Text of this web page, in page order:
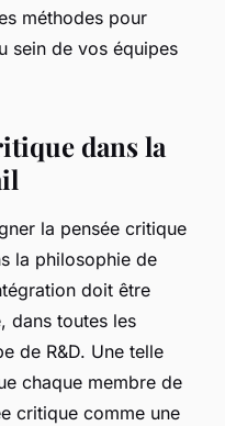
méthodes pour
sein de vos équipes
dans la
la pensée critique
la philosophie de
doit être
dans toutes les
de R&D. Une telle
chaque membre de
critique comme une